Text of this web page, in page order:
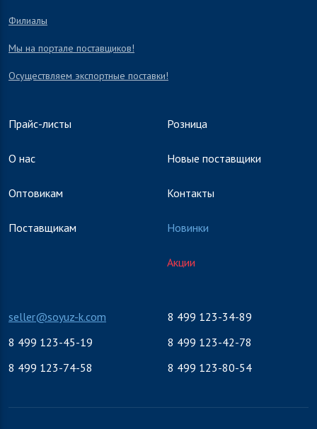
Филиалы
Мы на портале поставщиков!
Осуществляем экспортные поставки!
Прайс-листы
О нас
Оптовикам
Поставщикам
Розница
Новые поставщики
Контакты
Новинки
Акции
seller@soyuz-k.com
8 499 123-34-89
8 499 123-45-19
8 499 123-42-78
8 499 123-74-58
8 499 123-80-54